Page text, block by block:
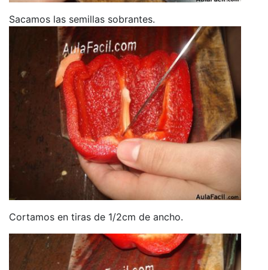
Sacamos las semillas sobrantes.
Cortamos en tiras de 1/2cm de ancho.